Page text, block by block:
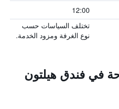
12:00
تختلف السياسات حسب
نوع الغرفة ومزود الخدمة.
في فندق هيلتون